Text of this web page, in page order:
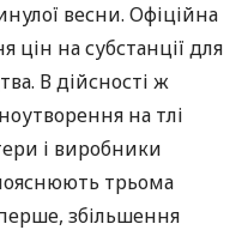
весни. Офіційна
цін на субстанції для
В дійсності ж
на тлі
і виробники
трьома
збільшення